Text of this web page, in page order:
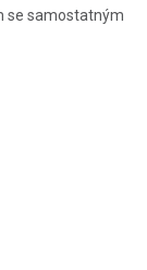
se samostatným